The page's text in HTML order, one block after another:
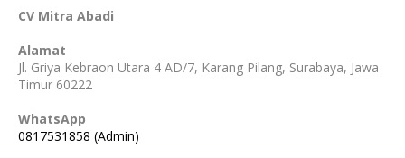
CV Mitra Abadi
Alamat
Jl. Griya Kebraon Utara 4 AD/7, Karang Pilang, Surabaya, Jawa
Timur 60222
WhatsApp
0817531858 (Admin)